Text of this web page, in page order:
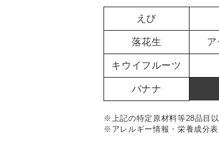
えび
落花生 ア
キウイフルーツ
バナナ
※上記の特定原材料等28品目
※アレルギー情報・栄養成分